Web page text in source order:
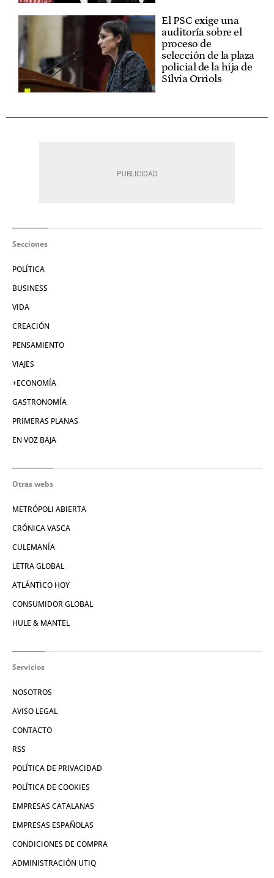
El PSC exige una
auditoría sobre el
proceso de
selección de la plaza
policial de la hija de
Sílvia Orriols
Secciones
POLÍTICA
BUSINESS
VIDA
CREACIÓN
PENSAMIENTO
VIAJES
+ECONOMÍA
GASTRONOMÍA
PRIMERAS PLANAS
EN VOZ BAJA
Otras webs
METRÓPOLI ABIERTA
CRÓNICA VASCA
CULEMANÍA
LETRA GLOBAL
ATLÁNTICO HOY
CONSUMIDOR GLOBAL
HULE & MANTEL
Servicios
NOSOTROS
AVISO LEGAL
CONTACTO
RSS
POLÍTICA DE PRIVACIDAD
POLÍTICA DE COOKIES
EMPRESAS CATALANAS
EMPRESAS ESPAÑOLAS
CONDICIONES DE COMPRA
ADMINISTRACIÓN UTIQ